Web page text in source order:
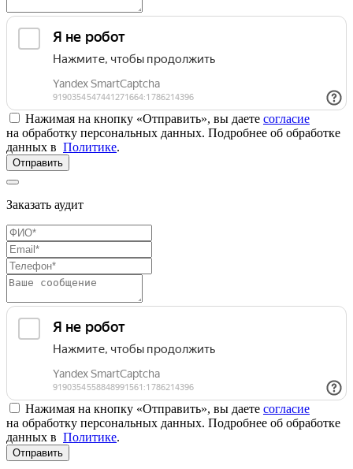
Нажимая на кнопку «Отправить», вы даете согласие
на обработку персональных данных. Подробнее об обработке
данных в Политике.
Отправить
Заказать аудит
Нажимая на кнопку «Отправить», вы даете согласие
на обработку персональных данных. Подробнее об обработке
данных в Политике.
Отправить